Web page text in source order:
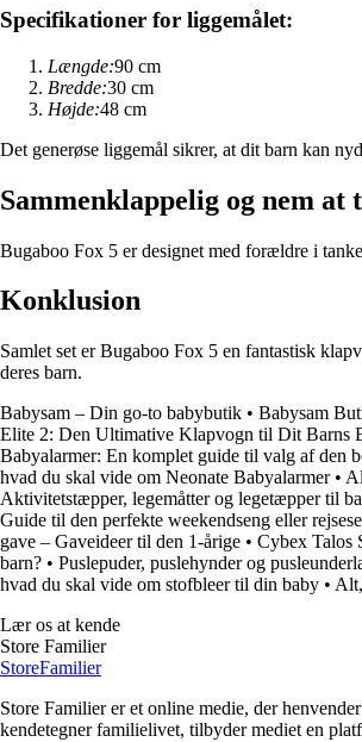
Specifikationer for liggemålet:
Længde:90 cm
Bredde:30 cm
Højde:48 cm
Det generøse liggemål sikrer, at dit barn kan
Sammenklappelig og nem at
Bugaboo Fox 5 er designet med forældre i
Konklusion
Samlet set er Bugaboo Fox 5 en fantastisk
deres barn.
Babysam – Din go-to babybutik • Babysam
Elite 2: Den Ultimative Klapvogn til Dit Barns
Babyalarmer: En komplet guide til valg af den
hvad du skal vide om Neonate Babyalarmer•
Aktivitetstæpper, legemåtter og legetæpper til
Guide til den perfekte weekendseng eller
gave – Gaveideer til den 1-årige • Cybex Talos
barn? • Puslepuder, puslehynder og
hvad du skal vide om stofbleer til din baby •
Lær os at kende
Store Familier
StoreFamilier
Store Familier er et online medie, der
kendetegner familielivet, tilbyder mediet en